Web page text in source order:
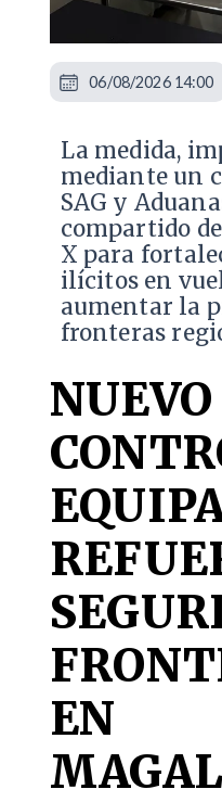
La medida,
mediante un
SAG y
compartido
X para
ilícitos en
aumentar la
fronteras
NUEVO
EN
06/08/2026 14:00